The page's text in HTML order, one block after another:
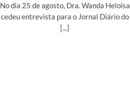
No dia 25 de agosto, Dra. Wanda Heloisa
cedeu entrevista para o Jornal Diário do
[...]